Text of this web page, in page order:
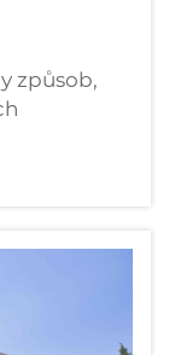
způsob,
vyšší